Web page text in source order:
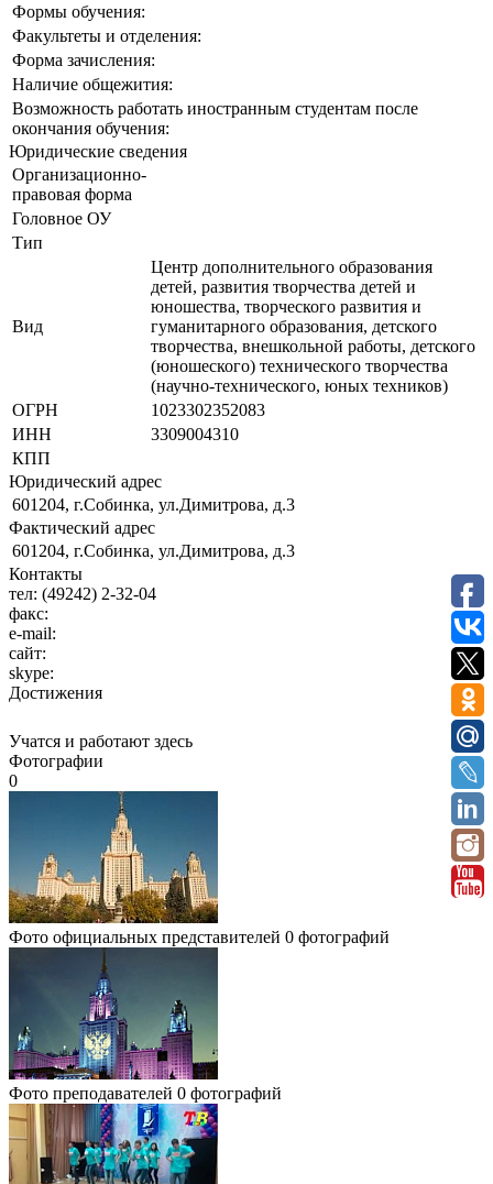
Формы обучения:
Факультеты и отделения:
Форма зачисления:
Наличие общежития:
Возможность работать иностранным студентам после
окончания обучения:
Юридические сведения
Организационно-
правовая форма
Головное ОУ
Тип
Вид
Центр дополнительного образования
детей, развития творчества детей и
юношества, творческого развития и
гуманитарного образования, детского
творчества, внешкольной работы, детского
(юношеского) технического творчества
(научно-технического, юных техников)
ОГРН
1023302352083
ИНН
3309004310
КПП
Юридический адрес
601204, г.Собинка, ул.Димитрова, д.3
Фактический адрес
601204, г.Собинка, ул.Димитрова, д.3
Контакты
тел: (49242) 2-32-04
факс:
e-mail:
сайт:
skype:
Достижения
Учатся и работают здесь
Фотографии
0
Фото официальных представителей 0 фотографий
Фото преподавателей 0 фотографий